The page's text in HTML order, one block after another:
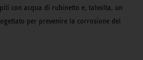
con acqua di rubinetto e, talvolta, un
per prevenire la corrosione del